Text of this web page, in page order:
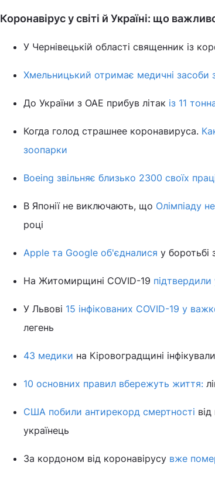
Коронавірус у світі й Україні: що
У Чернівецькій області священник із
Хмельницький отримає медичні засоби
До України з ОАЕ прибув літак із 11
Когда голод страшнее коронавируса.
зоопарки
Boeing звільняє близько 2300 своїх
В Японії не виключають, що Олімпіаду
році
Apple та Google об'єдналися у боротьбі
На Житомирщині COVID-19 підтвердили
У Львові 15 інфікованих COVID-19 у
легень
43 медики на Кіровоградщині
10 основних правил вбережуть життя:
США побили антирекорд смертності
українець
За кордоном від коронавірусу вже